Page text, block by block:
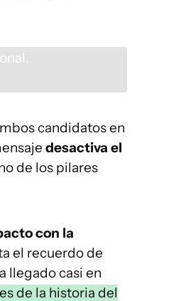
candidatos en
desactiva el
de los pilares
con la
el recuerdo de
llegado casi en
de la historia del